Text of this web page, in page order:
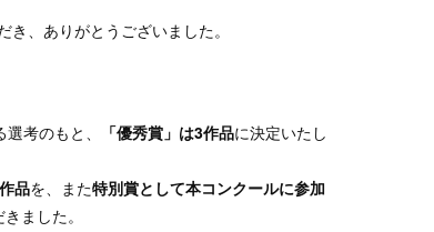
、ありがとうございました。
考のもと、 「優秀賞」は3作品に決定いたし
品を、また特別賞として本コンクールに参加
ました。